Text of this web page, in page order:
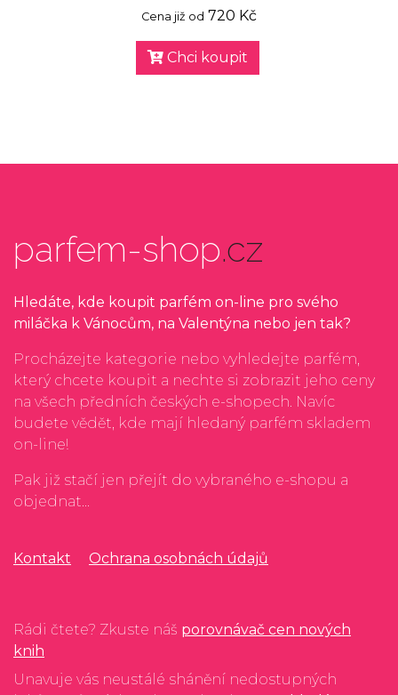
Cena již od 720 Kč
Chci koupit
parfem-shop.cz
Hledáte, kde koupit parfém on-line pro svého
miláčka k Vánocům, na Valentýna nebo jen tak?
Procházejte kategorie nebo vyhledejte parfém,
který chcete koupit a nechte si zobrazit jeho ceny
na všech předních českých e-shopech. Navíc
budete vědět, kde mají hledaný parfém skladem
on-line!
Pak již stačí jen přejít do vybraného e-shopu a
objednat...
Kontakt Ochrana osobnách údajů
Rádi čtete? Zkuste náš porovnávač cen nových
knih
Unavuje vás neustálé shánění nedostupných